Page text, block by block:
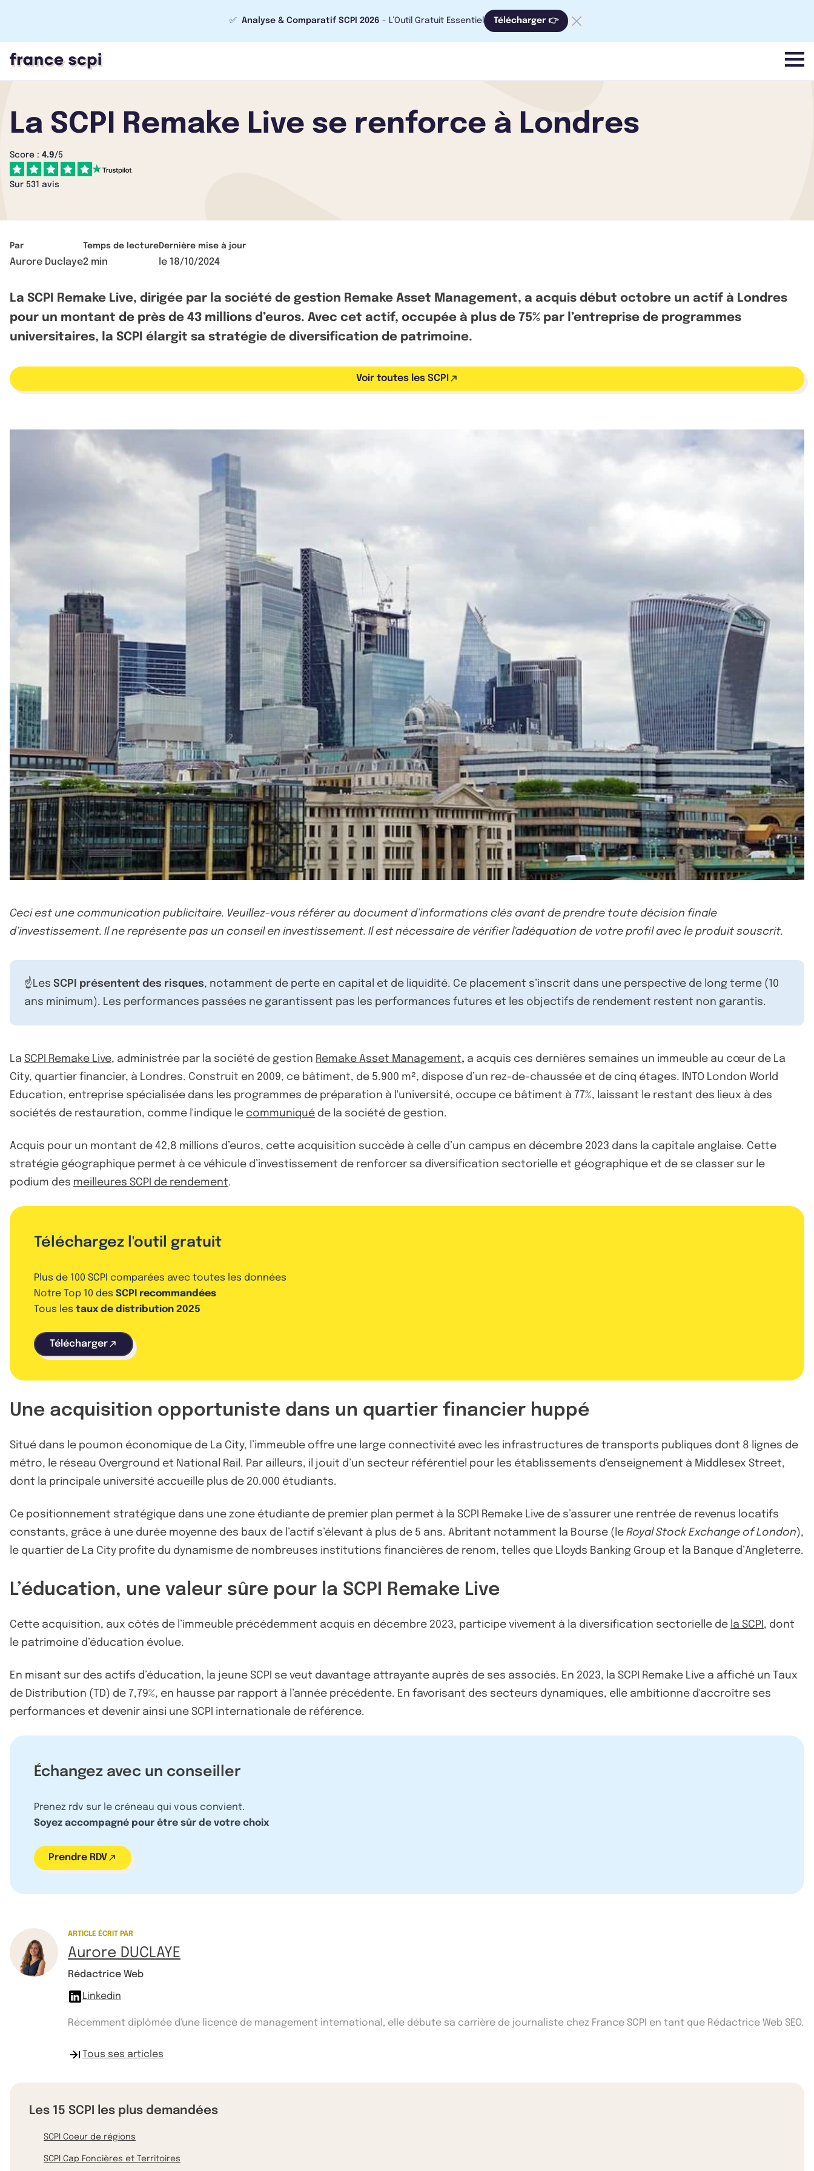
✅ Analyse & Comparatif SCPI 2026 - L’Outil Gratuit Essentiel Télécharger 👉
menu
La SCPI Remake Live se renforce à Londres
Score : 4.9/5
Sur 531 avis
Par
Aurore Duclaye
Temps de lecture
2 min
Dernière mise à jour
le 18/10/2024
La SCPI Remake Live, dirigée par la société de gestion Remake Asset Management, a acquis début octobre un actif à Londres
pour un montant de près de 43 millions d’euros. Avec cet actif, occupée à plus de 75% par l’entreprise de programmes
universitaires, la SCPI élargit sa stratégie de diversification de patrimoine.
Voir toutes les SCPI
Ceci est une communication publicitaire. Veuillez-vous référer au document d’informations clés avant de prendre toute décision finale
d’investissement. Il ne représente pas un conseil en investissement. Il est nécessaire de vérifier l'adéquation de votre profil avec le produit souscrit.
☝️Les SCPI présentent des risques, notamment de perte en capital et de liquidité. Ce placement s’inscrit dans une perspective de long terme (10
ans minimum). Les performances passées ne garantissent pas les performances futures et les objectifs de rendement restent non garantis.
La SCPI Remake Live, administrée par la société de gestion Remake Asset Management, a acquis ces dernières semaines un immeuble au cœur de La
City, quartier financier, à Londres. Construit en 2009, ce bâtiment, de 5.900 m², dispose d’un rez-de-chaussée et de cinq étages. INTO London World
Education, entreprise spécialisée dans les programmes de préparation à l'université, occupe ce bâtiment à 77%, laissant le restant des lieux à des
sociétés de restauration, comme l'indique le communiqué de la société de gestion.
Acquis pour un montant de 42,8 millions d’euros, cette acquisition succède à celle d’un campus en décembre 2023 dans la capitale anglaise. Cette
stratégie géographique permet à ce véhicule d’investissement de renforcer sa diversification sectorielle et géographique et de se classer sur le
podium des meilleures SCPI de rendement.
Téléchargez l'outil gratuit
Plus de 100 SCPI comparées avec toutes les données
Notre Top 10 des SCPI recommandées
Tous les taux de distribution 2025
Télécharger
Une acquisition opportuniste dans un quartier financier huppé
Situé dans le poumon économique de La City, l’immeuble offre une large connectivité avec les infrastructures de transports publiques dont 8 lignes de
métro, le réseau Overground et National Rail. Par ailleurs, il jouit d’un secteur référentiel pour les établissements d'enseignement à Middlesex Street,
dont la principale université accueille plus de 20.000 étudiants.
Ce positionnement stratégique dans une zone étudiante de premier plan permet à la SCPI Remake Live de s’assurer une rentrée de revenus locatifs
constants, grâce à une durée moyenne des baux de l’actif s’élevant à plus de 5 ans. Abritant notamment la Bourse (le Royal Stock Exchange of London),
le quartier de La City profite du dynamisme de nombreuses institutions financières de renom, telles que Lloyds Banking Group et la Banque d’Angleterre.
L’éducation, une valeur sûre pour la SCPI Remake Live
Cette acquisition, aux côtés de l’immeuble précédemment acquis en décembre 2023, participe vivement à la diversification sectorielle de la SCPI , dont
le patrimoine d’éducation évolue.
En misant sur des actifs d’éducation, la jeune SCPI se veut davantage attrayante auprès de ses associés. En 2023, la SCPI Remake Live a affiché un Taux
de Distribution (TD) de 7,79%, en hausse par rapport à l’année précédente. En favorisant des secteurs dynamiques, elle ambitionne d'accroître ses
performances et devenir ainsi une SCPI internationale de référence.
Échangez avec un conseiller
Prenez rdv sur le créneau qui vous convient.
Soyez accompagné pour être sûr de votre choix
Prendre RDV
ARTICLE ÉCRIT PAR
Aurore DUCLAYE
Rédactrice Web
Linkedin
Récemment diplômée d'une licence de management international, elle débute sa carrière de journaliste chez France SCPI en tant que Rédactrice Web SEO.
Tous ses articles
Les 15 SCPI les plus demandées
SCPI Coeur de régions
SCPI Cap Foncières et Territoires